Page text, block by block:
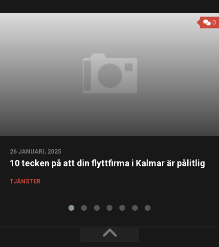
0
26 JANUARI, 2025
10 tecken på att din flyttfirma i Kalmar är pålitlig
TJÄNSTER